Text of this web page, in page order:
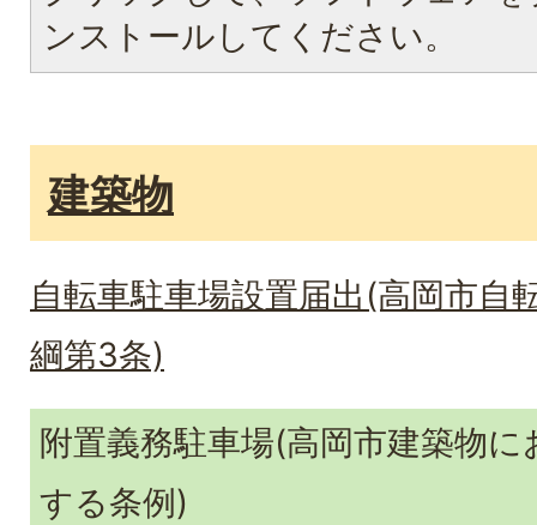
ンストールしてください。
建築物
自転車駐車場設置届出(高岡市自
綱第3条)
附置義務駐車場(高岡市建築物
する条例)